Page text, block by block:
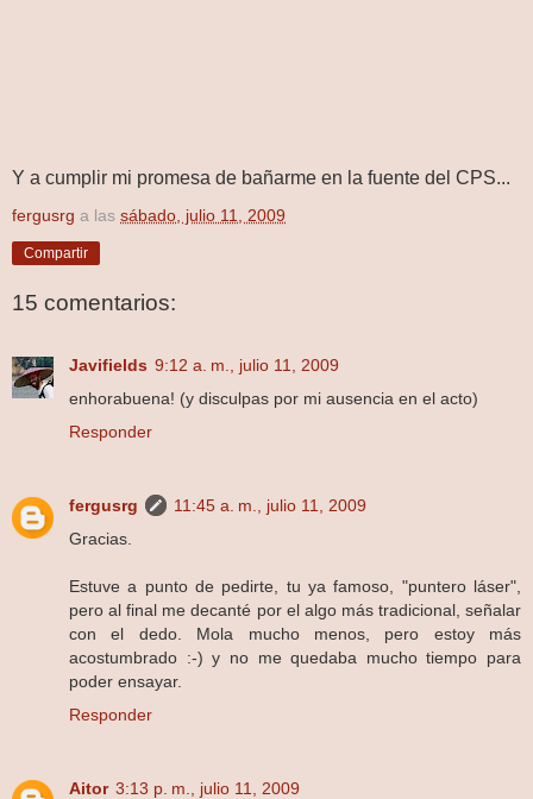
Y a cumplir mi promesa de bañarme en la fuente del CPS...
fergusrg a las sábado, julio 11, 2009
Compartir
15 comentarios:
Javifields 9:12 a. m., julio 11, 2009
enhorabuena! (y disculpas por mi ausencia en el acto)
Responder
fergusrg
11:45 a. m., julio 11, 2009
Gracias.
Estuve a punto de pedirte, tu ya famoso, "puntero láser",
pero al final me decanté por el algo más tradicional, señalar
con el dedo. Mola mucho menos, pero estoy más
acostumbrado :-) y no me quedaba mucho tiempo para
poder ensayar.
Responder
Aitor 3:13 p. m., julio 11, 2009